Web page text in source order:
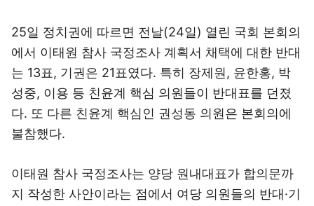
25일 정치권에 따르면 전날(24일) 열린 국회 본회의
에서 이태원 참사 국정조사 계획서 채택에 대한 반대
는 13표, 기권은 21표였다. 특히 장제원, 윤한홍, 박
성중, 이용 등 친윤계 핵심 의원들이 반대표를 던졌
다. 또 다른 친윤계 핵심인 권성동 의원은 본회의에
불참했다.
이태원 참사 국정조사는 양당 원내대표가 합의문까
지 작성한 사안이라는 점에서 여당 의원들의 반대·기